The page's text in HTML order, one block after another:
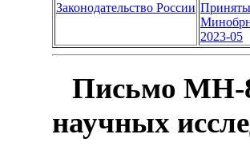
Законодательство России
2023-05
Письмо МН-
научных